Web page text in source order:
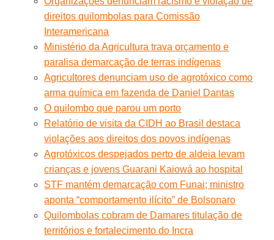
direitos quilombolas para Comissão
Interamericana
Ministério da Agricultura trava orçamento e
paralisa demarcação de terras indígenas
Agricultores denunciam uso de agrotóxico como
arma química em fazenda de Daniel Dantas
O quilombo que parou um porto
Relatório de visita da CIDH ao Brasil destaca
violações aos direitos dos povos indígenas
Agrotóxicos despejados perto de aldeia levam
crianças e jovens Guarani Kaiowá ao hospital
STF mantém demarcação com Funai; ministro
aponta “comportamento ilícito” de Bolsonaro
Quilombolas cobram de Damares titulação de
territórios e fortalecimento do Incra